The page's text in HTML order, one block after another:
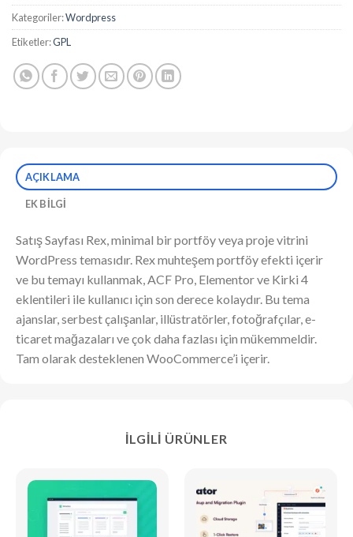
Kategoriler:Wordpress
Etiketler:GPL
AÇIKLAMA
EK BILGI
Satış Sayfası Rex, minimal bir portföy veya proje vitrini
WordPress temasıdır. Rex muhteşem portföy efekti içerir
ve bu temayı kullanmak, ACF Pro, Elementor ve Kirki 4
eklentileri ile kullanıcı için son derece kolaydır. Bu tema
ajanslar, serbest çalışanlar, illüstratörler, fotoğrafçılar, e-
ticaret mağazaları ve çok daha fazlası için mükemmeldir.
Tam olarak desteklenen WooCommerce’i içerir.
İLGILI ÜRÜNLER